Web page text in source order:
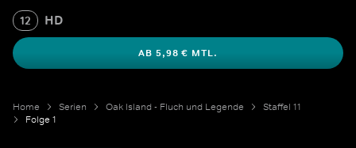
12 HD
AB 5,98 € MTL.
Home Serien Oak Island - Fluch und Legende
Staffel 11
Folge 1